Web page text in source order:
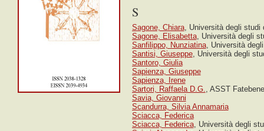
S
Sagone, Chiara, Università degli studi
Sagone, Elisabetta, Università degli
Sanfilippo, Nunziatina, Università
Santisi, Giuseppe, Università degli
Santoro, Giulia
Sapienza, Giuseppe
Sapienza, Irene
Sartori, Raffaela D.G., ASST
Savia, Giovanni
Scandurra, Silvia Annamaria
Sciacca, Federica
Sciacca, Federica, Università degli